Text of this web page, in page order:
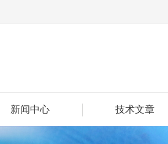
新闻中心 技术文章